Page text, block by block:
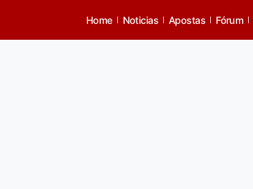
Home Noticias Apostas Fórum